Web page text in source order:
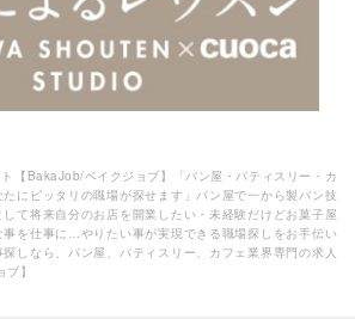
【BakaJob/ベイクジョブ】「パン屋・パティスリー・カ
にピッタリの職場が探せます」パン屋で一から製パン技
て将来自分のお店を開業したい・未経験だけどお菓子屋
を仕事に…やりたい事が実現できる職場探しをお手伝い
しなら、パン屋、パティスリー、カフェ業界専門の求人
】